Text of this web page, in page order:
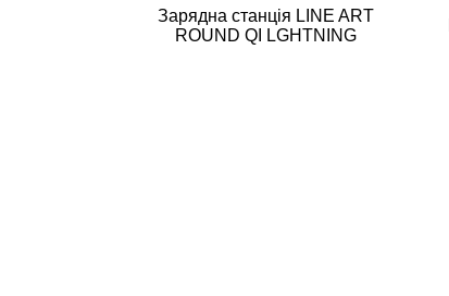
Зарядна станція LINE ART
ROUND QI LGHTNING